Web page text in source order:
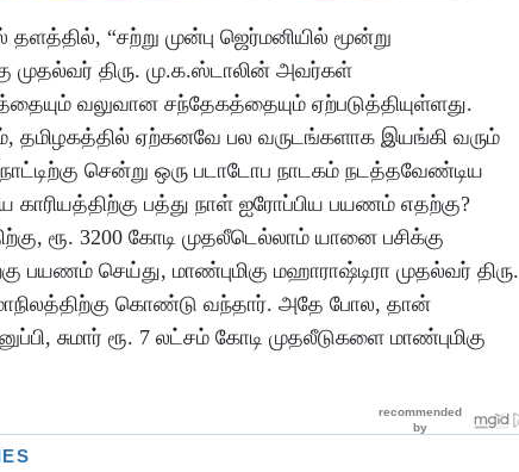
“சற்று முன்பு ஜெர்மனியில் மூன்று
முதல்வர் திரு. மு.க.ஸ்டாலின் அவர்கள்
வலுவான சந்தேகத்தையும் ஏற்படுத்தியுள்ளது.
தமிழகத்தில் ஏற்கனவே பல வருடங்களாக இயங்கி வரும்
சென்று ஒரு படாடோப நாடகம் நடத்தவேண்டிய
காரியத்திற்கு பத்து நாள் ஐரோப்பிய பயணம் எதற்கு?
ரூ. 3200 கோடி முதலீடெல்லாம் யானை பசிக்கு
செய்து, மாண்புமிகு மஹாராஷ்டிரா முதல்வர் திரு.
கொண்டு வந்தார். அதே போல, தான்
சுமார் ரூ. 7 லட்சம் கோடி முதலீடுகளை மாண்புமிகு